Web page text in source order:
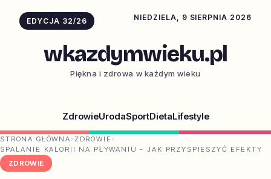
EDYCJA 32/26 NIEDZIELA, 9 SIERPNIA 2026
wkazdymwieku.pl
Piękna i zdrowa w każdym wieku
ZdrowieUrodaSportDietaLifestyle
STRONA GŁÓWNA › ZDROWIE ›
SPALANIE KALORII NA PŁYWANIU - JAK PRZYSPIESZYĆ EFEKTY
ZDROWIE